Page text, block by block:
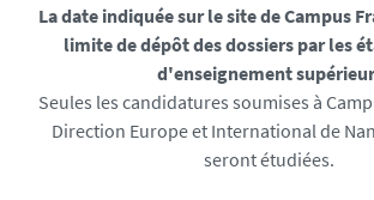
La date indiquée sur le site de Campus
limite de dépôt des dossiers par les
d'enseignement
Seules les candidatures soumises à
Direction Europe et International de
seront étudiées.